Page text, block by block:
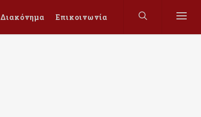
Διακόνημα Επικοινωνία